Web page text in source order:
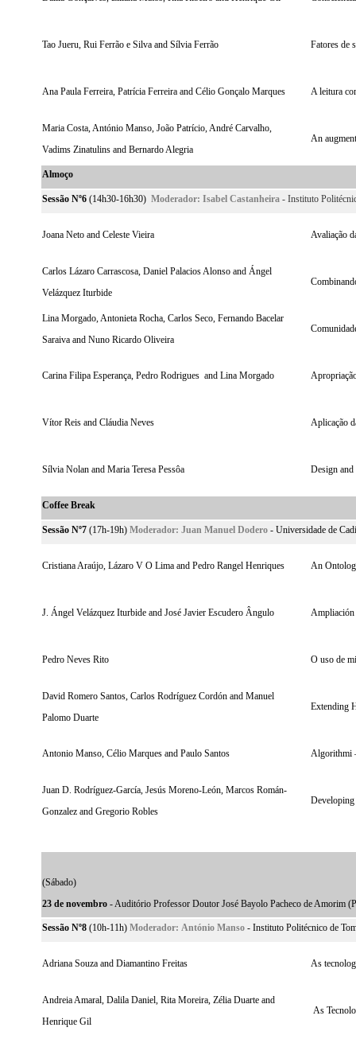
Tao Jueru, Rui Ferrão e Silva and Sílvia Ferrão Fatores de
Ana Paula Ferreira, Patrícia Ferreira and Célio Gonçalo Marques A leitura
Maria Costa, António Manso, João Patrício, André Carvalho,
Vadims Zinatulins and Bernardo Alegria
An
Almoço
Sessão Nº6 (14h30-16h30) Moderador: Isabel Castanheira - Instituto
Joana Neto and Celeste Vieira Avaliação
Carlos Lázaro Carrascosa, Daniel Palacios Alonso and Ángel
Velázquez Iturbide
Lina Morgado, Antonieta Rocha, Carlos Seco, Fernando Bacelar
Saraiva and Nuno Ricardo Oliveira
Carina Filipa Esperança, Pedro Rodrigues and Lina Morgado
Vítor Reis and Cláudia Neves Aplicação
Sílvia Nolan and Maria Teresa Pessôa Design
Coffee Break
Sessão Nº7 (17h-19h) Moderador: Juan Manuel Dodero - Universidade de
Cristiana Araújo, Lázaro V O Lima and Pedro Rangel Henriques An
J. Ángel Velázquez Iturbide and José Javier Escudero Ângulo Ampliación
Pedro Neves Rito O uso de
David Romero Santos, Carlos Rodríguez Cordón and Manuel
Palomo Duarte
Extending
Antonio Manso, Célio Marques and Paulo Santos Algorithmi
Juan D. Rodríguez-García, Jesús Moreno-León, Marcos Román-
Gonzalez and Gregorio Robles
(Sábado)
23 de novembro - Auditório Professor Doutor José Bayolo Pacheco de Amorim
Sessão Nº8 (10h-11h) Moderador: António Manso - Instituto Politécnico de
Adriana Souza and Diamantino Freitas As
Andreia Amaral, Dalila Daniel, Rita Moreira, Zélia Duarte and
Henrique Gil
As